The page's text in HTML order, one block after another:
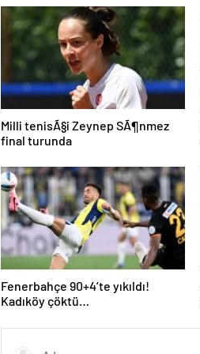
Milli tenisÃ§i Zeynep SÃ¶nmez
final turunda
Fenerbahçe 90+4’te yıkıldı!
Kadıköy çöktü…